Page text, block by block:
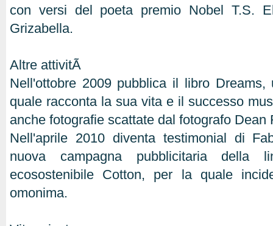
con versi del poeta premio Nobel T.S.
Grizabella.
Altre attivitÃ
Nell'ottobre 2009 pubblica il libro Dreams,
quale racconta la sua vita e il successo
anche fotografie scattate dal fotografo Dean
Nell'aprile 2010 diventa testimonial di
nuova campagna pubblicitaria della
ecosostenibile Cotton, per la quale
omonima.